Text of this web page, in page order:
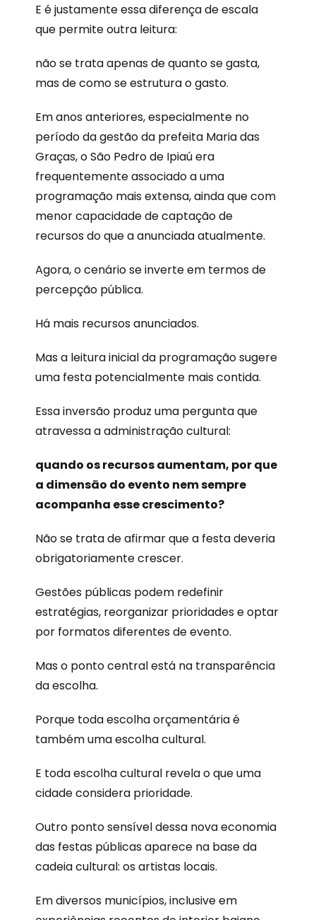
E é justamente essa diferença de escala
que permite outra leitura:
não se trata apenas de quanto se gasta,
mas de como se estrutura o gasto.
Em anos anteriores, especialmente no
período da gestão da prefeita Maria das
Graças, o São Pedro de Ipiaú era
frequentemente associado a uma
programação mais extensa, ainda que com
menor capacidade de captação de
recursos do que a anunciada atualmente.
Agora, o cenário se inverte em termos de
percepção pública.
Há mais recursos anunciados.
Mas a leitura inicial da programação sugere
uma festa potencialmente mais contida.
Essa inversão produz uma pergunta que
atravessa a administração cultural:
quando os recursos aumentam, por que
a dimensão do evento nem sempre
acompanha esse crescimento?
Não se trata de afirmar que a festa deveria
obrigatoriamente crescer.
Gestões públicas podem redefinir
estratégias, reorganizar prioridades e optar
por formatos diferentes de evento.
Mas o ponto central está na transparência
da escolha.
Porque toda escolha orçamentária é
também uma escolha cultural.
E toda escolha cultural revela o que uma
cidade considera prioridade.
Outro ponto sensível dessa nova economia
das festas públicas aparece na base da
cadeia cultural: os artistas locais.
Em diversos municípios, inclusive em